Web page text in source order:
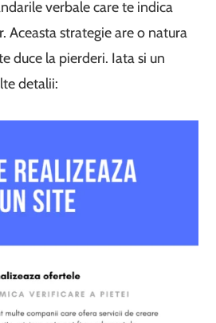
verbale care te indica
Aceasta strategie are o natura
duce la pierderi. Iata si un
detalii: